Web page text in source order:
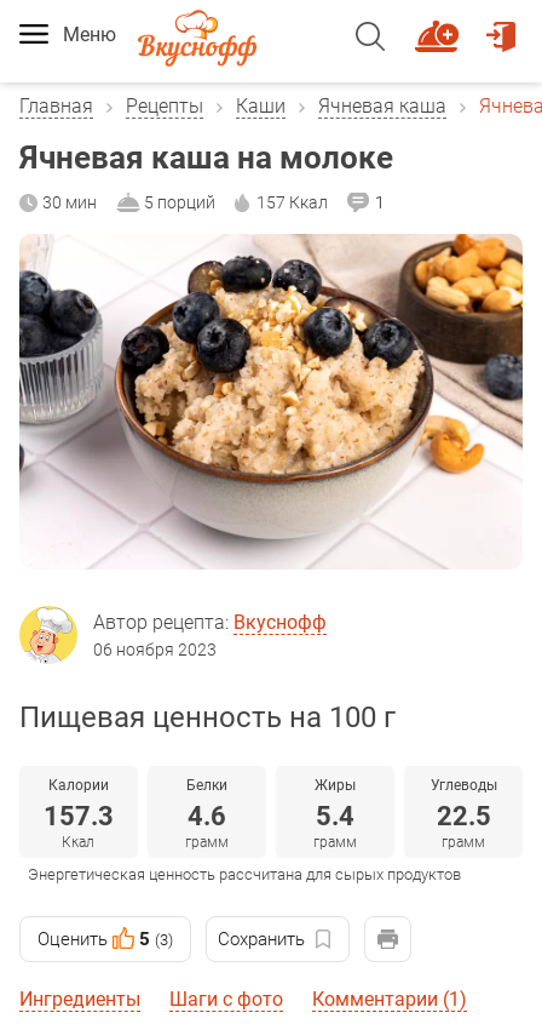
Меню
Главная Рецепты Каши Ячневая каша
Ячневая каша на молоке
30 мин 5 порций 157 Ккал 1
Автор рецепта: Вкуснофф
06 ноября 2023
Пищевая ценность на 100 г
Калории
157.3
Ккал
Белки
4.6
грамм
Жиры
5.4
грамм
Углеводы
22.5
грамм
Энергетическая ценность рассчитана для сырых продуктов
Оценить 5 (3) Сохранить
Ингредиенты Шаги с фото Комментарии (1)